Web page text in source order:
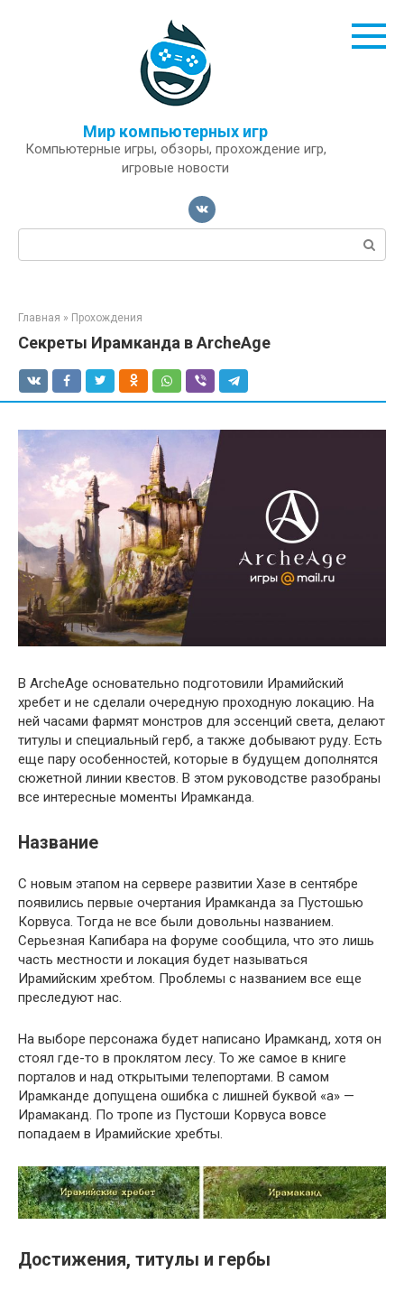
Мир компьютерных игр
Компьютерные игры, обзоры, прохождение игр,
игровые новости
Поиск:
Главная » Прохождения
Секреты Ирамканда в ArcheAge
В ArcheAge основательно подготовили Ирамийский
хребет и не сделали очередную проходную локацию. На
ней часами фармят монстров для эссенций света, делают
титулы и специальный герб, а также добывают руду. Есть
еще пару особенностей, которые в будущем дополнятся
сюжетной линии квестов. В этом руководстве разобраны
все интересные моменты Ирамканда.
Название
С новым этапом на сервере развитии Хазе в сентябре
появились первые очертания Ирамканда за Пустошью
Корвуса. Тогда не все были довольны названием.
Серьезная Капибара на форуме сообщила, что это лишь
часть местности и локация будет называться
Ирамийским хребтом. Проблемы с названием все еще
преследуют нас.
На выборе персонажа будет написано Ирамканд, хотя он
стоял где-то в проклятом лесу. То же самое в книге
порталов и над открытыми телепортами. В самом
Ирамканде допущена ошибка с лишней буквой «а» —
Ирамаканд. По тропе из Пустоши Корвуса вовсе
попадаем в Ирамийские хребты.
Достижения, титулы и гербы